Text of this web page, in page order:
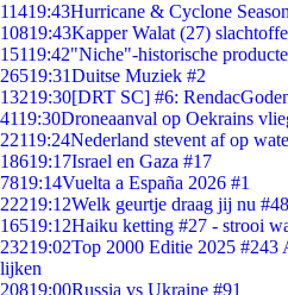
11419:43Hurricane & Cyclone
10819:43Kapper Walat (27)
15119:42"Niche"-historische
26519:31Duitse Muziek #2
13219:30[DRT SC] #6:
4119:30Droneaanval op Oekrains
22119:24Nederland stevent af op
18619:17Israel en Gaza #17
7819:14Vuelta a España 2026 #1
22219:12Welk geurtje draag jij nu
16519:12Haiku ketting #27 - strooi
23219:02Top 2000 Editie 2025
lijken
20819:00Russia vs Ukraine #91